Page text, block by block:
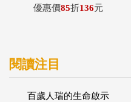
優惠價85折136元
閱讀注目
百歲人瑞的生命啟示